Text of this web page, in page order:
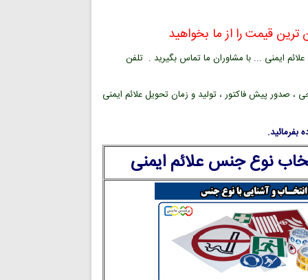
قیمت را از ما بخواهید
ایمنی ... با مشاوران ما تماس بگیرید . تلفن
، صدور پیش فاکتور ، تولید و زمان تحویل علائم ایمنی
نوع جنس علائم ایمنی